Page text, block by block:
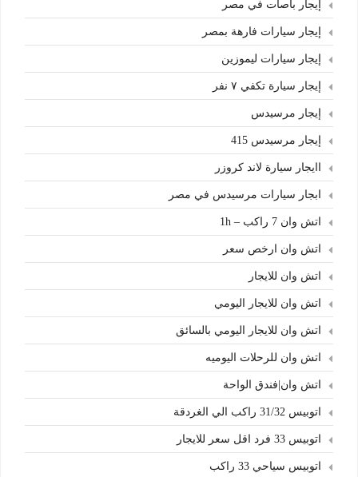
إيجار باصات في مصر
إيجار سيارات فارهة بمصر
إيجار سيارات ليموزين
إيجار سيارة تكفي ٧ نفر
إيجار مرسيدس
إيجار مرسيدس 415
اايجار سيارة لاند كروزر
ابجار سيارات مرسيدس في مصر
اتش وان 7 راكب – 1h
اتش وان ارخص سعر
اتش وان للايجار
اتش وان للايجار اليومي
اتش وان للايجار اليومي بالسائق
اتش وان للرحلات اليوميه
اتش وان|فندق الواحة
اتوبيس 31/32 راكب الي الغردقة
اتوبيس 33 فرد اقل سعر للايجار
اتوبيس سياحي 33 راكب